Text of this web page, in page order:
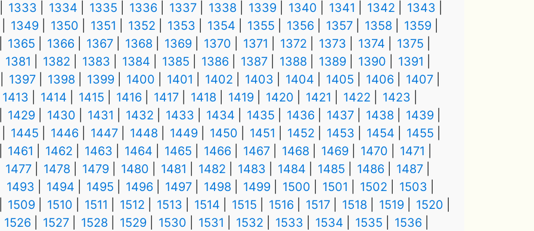
1333
1334 1335 1336 1337 1338 1339 1340 1341 1342
1343
1349
1350 1351 1352 1353 1354 1355 1356 1357 1358
1359
1365
1366 1367 1368 1369 1370 1371 1372 1373 1374
1375
1381
1382 1383 1384 1385 1386 1387 1388 1389 1390
1391
1397
1398 1399 1400 1401 1402 1403 1404 1405 1406
1407
1413
1414 1415 1416 1417 1418 1419 1420 1421 1422
1423
1429
1430 1431 1432 1433 1434 1435 1436 1437 1438
1439
1445
1446 1447 1448 1449 1450 1451 1452 1453 1454
1455
1461
1462 1463 1464 1465 1466 1467 1468 1469 1470
1471
1477
1478 1479 1480 1481 1482 1483 1484 1485 1486
1487
1493
1494 1495 1496 1497 1498 1499 1500 1501 1502
1503
1509
1510 1511 1512 1513 1514 1515 1516 1517 1518 1519
1520
1526
1527 1528 1529 1530 1531 1532 1533 1534 1535 1536